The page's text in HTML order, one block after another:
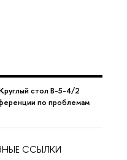
стол B-5-4/2
по проблемам
ССЫЛКИ